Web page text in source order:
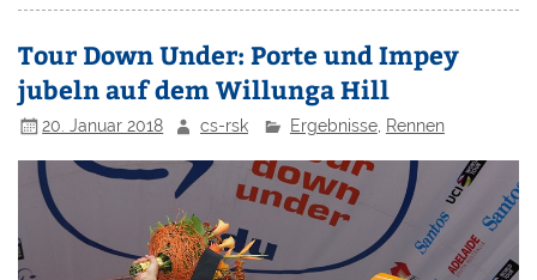
Tour Down Under: Porte und Impey
jubeln auf dem Willunga Hill
20. Januar 2018 cs-rsk Ergebnisse, Rennen